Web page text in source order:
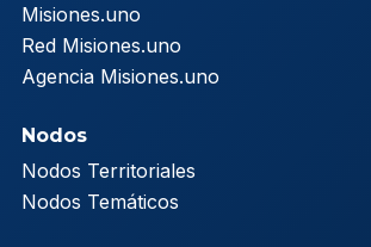
Misiones.uno
Red Misiones.uno
Agencia Misiones.uno
Nodos
Nodos Territoriales
Nodos Temáticos